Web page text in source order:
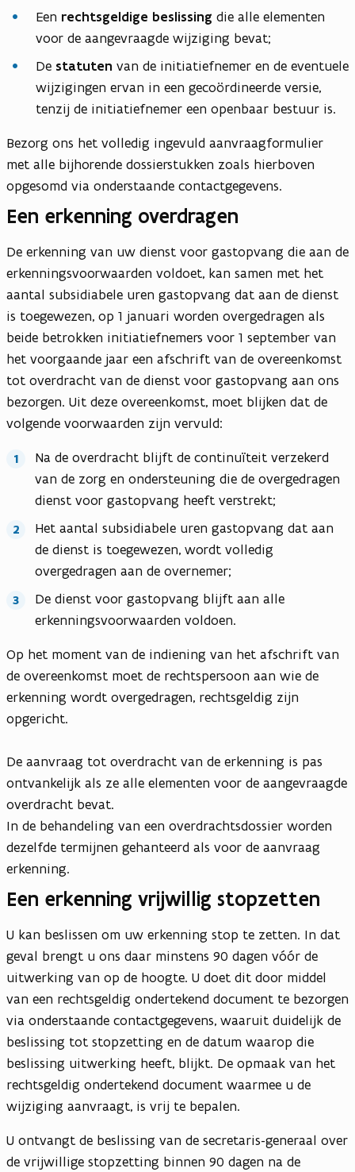
e
s
a
n
d
Een rechtsgeldige beslissing die alle elementen
voor de aangevraagde wijziging bevat;
De statuten van de initiatiefnemer en de eventuele
wijzigingen ervan in een gecoördineerde versie,
tenzij de initiatiefnemer een openbaar bestuur is.
Bezorg ons het volledig ingevuld aanvraagformulier
met alle bijhorende dossierstukken zoals hierboven
opgesomd via onderstaande contactgegevens.
Een erkenning overdragen
De erkenning van uw dienst voor gastopvang die aan de
erkenningsvoorwaarden voldoet, kan samen met het
aantal subsidiabele uren gastopvang dat aan de dienst
is toegewezen, op 1 januari worden overgedragen als
beide betrokken initiatiefnemers voor 1 september van
het voorgaande jaar een afschrift van de overeenkomst
tot overdracht van de dienst voor gastopvang aan ons
bezorgen. Uit deze overeenkomst, moet blijken dat de
volgende voorwaarden zijn vervuld:
Na de overdracht blijft de continuïteit verzekerd
van de zorg en ondersteuning die de overgedragen
dienst voor gastopvang heeft verstrekt;
Het aantal subsidiabele uren gastopvang dat aan
de dienst is toegewezen, wordt volledig
overgedragen aan de overnemer;
De dienst voor gastopvang blijft aan alle
erkenningsvoorwaarden voldoen.
Op het moment van de indiening van het afschrift van
de overeenkomst moet de rechtspersoon aan wie de
erkenning wordt overgedragen, rechtsgeldig zijn
opgericht.
De aanvraag tot overdracht van de erkenning is pas
ontvankelijk als ze alle elementen voor de aangevraagde
overdracht bevat.
In de behandeling van een overdrachtsdossier worden
dezelfde termijnen gehanteerd als voor de aanvraag
erkenning.
Een erkenning vrijwillig stopzetten
U kan beslissen om uw erkenning stop te zetten. In dat
geval brengt u ons daar minstens 90 dagen vóór de
uitwerking van op de hoogte. U doet dit door middel
van een rechtsgeldig ondertekend document te bezorgen
via onderstaande contactgegevens, waaruit duidelijk de
beslissing tot stopzetting en de datum waarop die
beslissing uitwerking heeft, blijkt. De opmaak van het
rechtsgeldig ondertekend document waarmee u de
wijziging aanvraagt, is vrij te bepalen.
U ontvangt de beslissing van de secretaris-generaal over
de vrijwillige stopzetting binnen 90 dagen na de